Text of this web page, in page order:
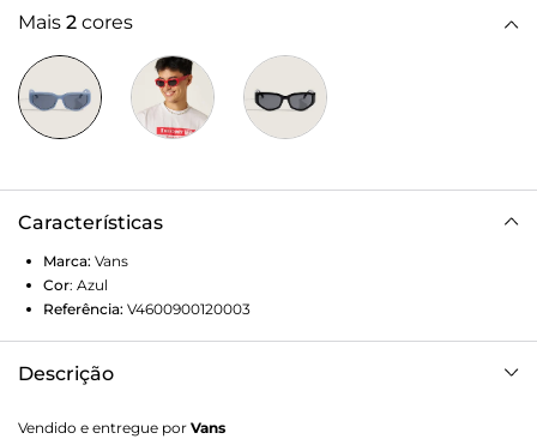
Mais 2 cores
Características
Marca: Vans
Cor: Azul
Referência: V4600900120003
Descrição
Vendido e entregue por Vans